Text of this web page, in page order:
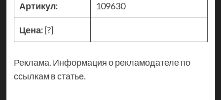
Артикул: 109630
Цена:[?]
Реклама. Информация о рекламодателе по
ссылкам в статье.